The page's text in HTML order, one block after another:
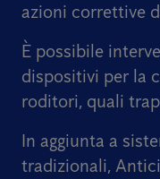
azioni correttive
È possibile
dispositivi per la
roditori, quali
In aggiunta a
tradizionali,